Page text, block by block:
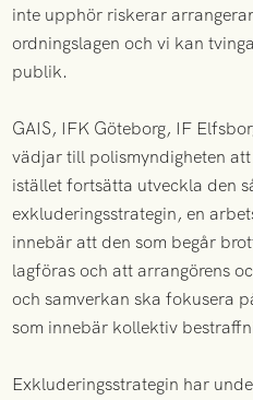
inte upphör riskerar
ordningslagen och vi kan
publik.
GAIS, IFK Göteborg, IF
vädjar till polismyndigheten
istället fortsätta utveckla den
exkluderingsstrategin, en
innebär att den som begår
lagföras och att arrangörens
och samverkan ska fokusera
som innebär kollektiv
Exkluderingsstrategin har